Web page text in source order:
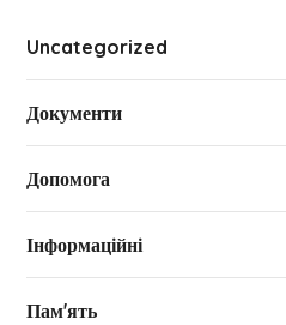
Uncategorized
Документи
Допомога
Інформаційні
Пам'ять